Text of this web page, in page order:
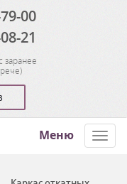
00
21
заранее
)
Меню